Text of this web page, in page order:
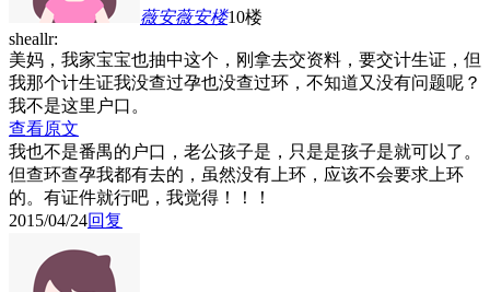
薇安薇安楼10楼
sheallr:
美妈，我家宝宝也抽中这个，刚拿去交资料，要交计生证，但
我那个计生证我没查过孕也没查过环，不知道又没有问题呢？
我不是这里户口。
查看原文
我也不是番禺的户口，老公孩子是，只是是孩子是就可以了。
但查环查孕我都有去的，虽然没有上环，应该不会要求上环
的。有证件就行吧，我觉得！！！
2015/04/24回复